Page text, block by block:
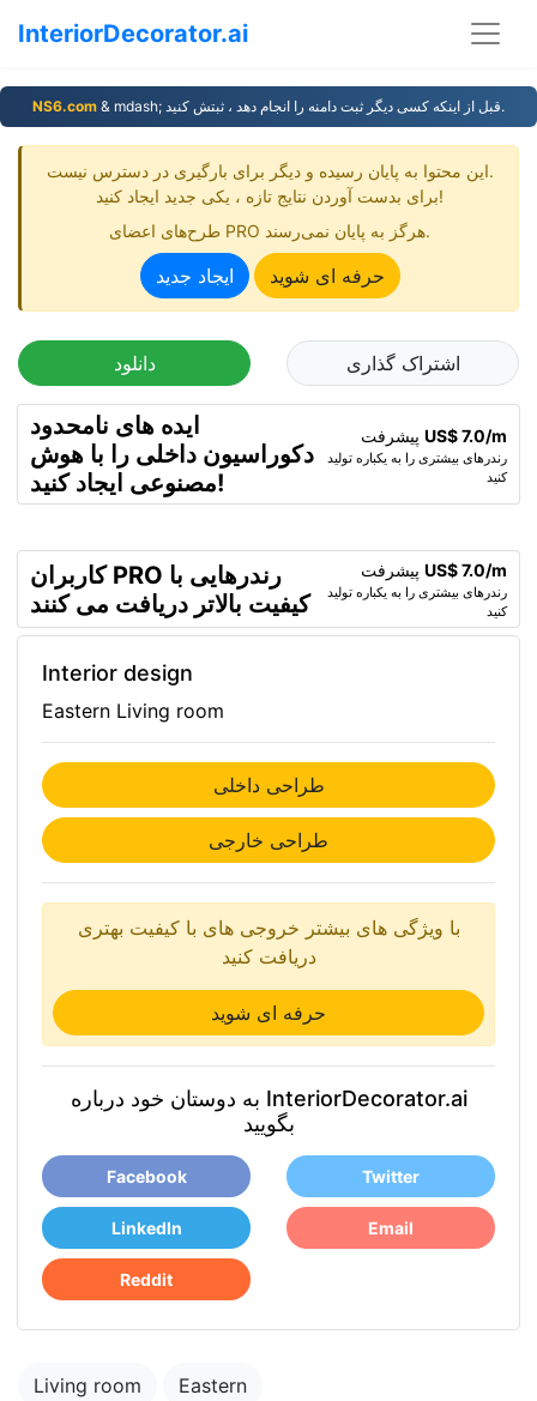
InteriorDecorator.ai
NS6.com & mdash; قبل از اینکه کسی دیگر ثبت دامنه را انجام دهد ، ثبتش کنید.
این محتوا به پایان رسیده و دیگر برای بارگیری در دسترس نیست.
برای بدست آوردن نتایج تازه ، یکی جدید ایجاد کنید!
طرح‌های اعضای PRO هرگز به پایان نمی‌رسند.
ایجاد جدید حرفه ای شوید
دانلود اشتراک گذاری
ایده های نامحدود
دکوراسیون داخلی را با هوش
مصنوعی ایجاد کنید!
US$ 7.0/m
رندرهای بیشتری را به یکباره تولید
کنید
کاربران PRO رندرهایی با
کیفیت بالاتر دریافت می کنند
US$ 7.0/m
رندرهای بیشتری را به یکباره تولید
کنید
Interior design
Eastern Living room
طراحی داخلی
طراحی خارجی
با ویژگی های بیشتر خروجی های با کیفیت بهتری
دریافت کنید
حرفه ای شوید
به دوستان خود درباره InteriorDecorator.ai
بگویید
Facebook Twitter
LinkedIn Email
Reddit
Living room Eastern